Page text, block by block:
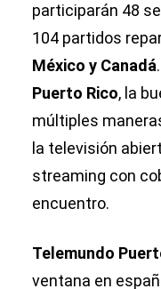
participarán 48
104 partidos
México y Canadá
Puerto Rico, la
múltiples
la televisión
streaming con
encuentro.
Telemundo
ventana en